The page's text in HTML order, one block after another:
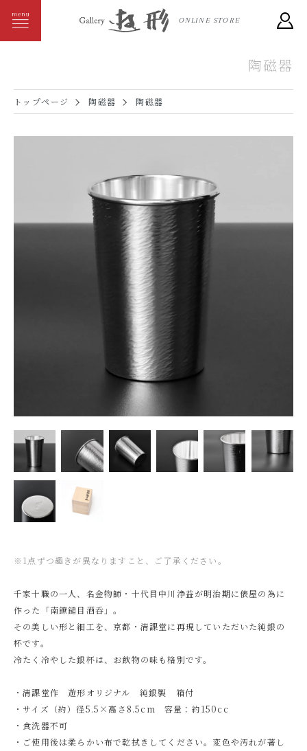
ONLINE STORE
陶磁器
トップページ 陶磁器 陶磁器
※1点ずつ趣きが異なりますこと、ご了承ください。
千家十職の一人、名金物師・十代目中川浄益が明治期に俵屋の為に
作った「南鐐鎚目酒呑」。
その美しい形と細工を、京都・清課堂に再現していただいた純銀の
杯です。
冷たく冷やした銀杯は、お飲物の味も格別です。
・清課堂作 遊形オリジナル 純銀製 箱付
・サイズ（約）径5.5×高さ8.5cm 容量：約150cc
・食洗器不可
・ご使用後は柔らかい布で乾拭きしてください。変色や汚れが著し